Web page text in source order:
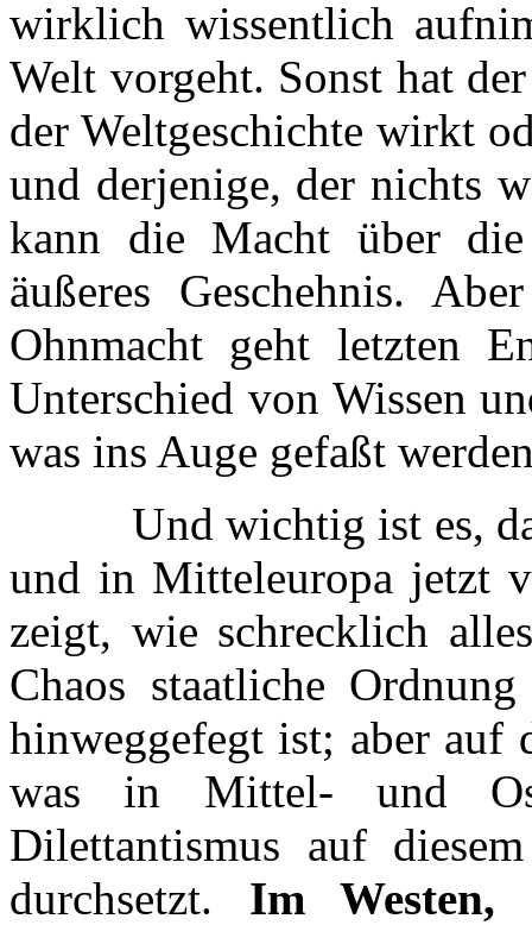
wirklich wissentlich
Welt vorgeht. Sonst hat
der Weltgeschichte wirkt
und derjenige, der nichts
kann die Macht über
äußeres Geschehnis.
Ohnmacht geht letzten
Unterschied von Wissen
was ins Auge gefaßt
Und wichtig ist es, daß
und in Mitteleuropa jetzt
zeigt, wie schrecklich
Chaos staatliche
hinweggefegt ist; aber auf
was in Mittel- und
Dilettantismus auf
durchsetzt. Im Westen,